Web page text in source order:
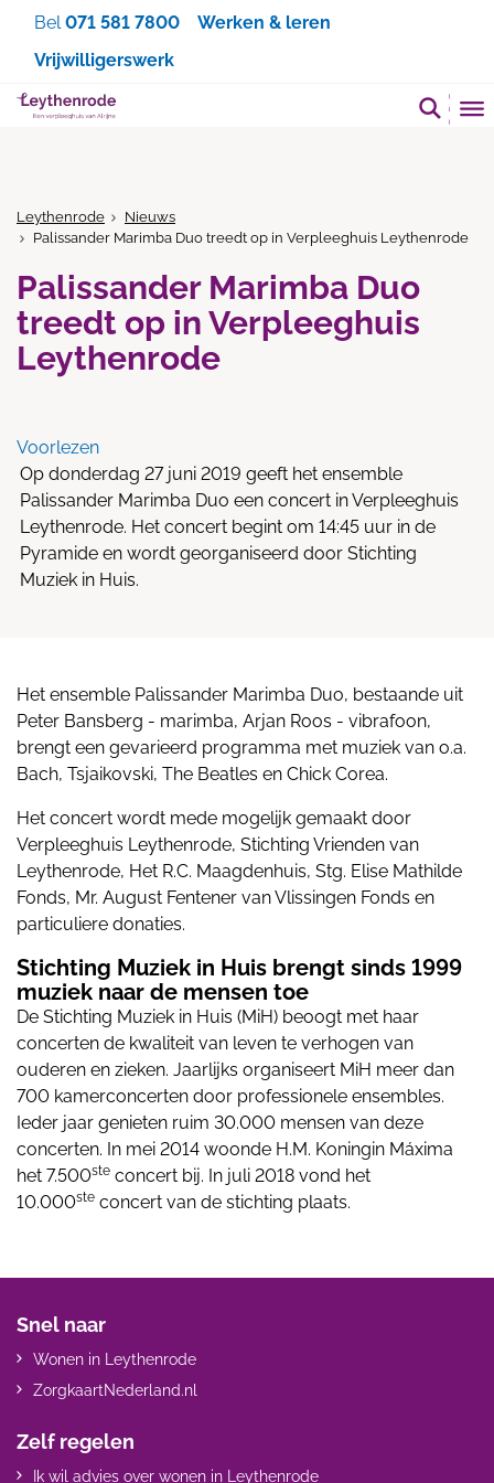
Bel071 581 7800
Werken & leren
Vrijwilligerswerk
Leythenrode
Nieuws
Palissander Marimba Duo treedt op in Verpleeghuis Leythenrode
Palissander Marimba Duo
treedt op in Verpleeghuis
Leythenrode
Voorlezen
Op donderdag 27 juni 2019 geeft het ensemble
Palissander Marimba Duo een concert in Verpleeghuis
Leythenrode. Het concert begint om 14:45 uur in de
Pyramide en wordt georganiseerd door Stichting
Muziek in Huis.
Het ensemble Palissander Marimba Duo, bestaande uit
Peter Bansberg - marimba, Arjan Roos - vibrafoon,
brengt een gevarieerd programma met muziek van o.a.
Bach, Tsjaikovski, The Beatles en Chick Corea.
Het concert wordt mede mogelijk gemaakt door
Verpleeghuis Leythenrode, Stichting Vrienden van
Leythenrode, Het R.C. Maagdenhuis, Stg. Elise Mathilde
Fonds, Mr. August Fentener van Vlissingen Fonds en
particuliere donaties.
Stichting Muziek in Huis brengt sinds 1999
muziek naar de mensen toe
De Stichting Muziek in Huis (MiH) beoogt met haar
concerten de kwaliteit van leven te verhogen van
ouderen en zieken. Jaarlijks organiseert MiH meer dan
700 kamerconcerten door professionele ensembles.
Ieder jaar genieten ruim 30.000 mensen van deze
concerten. In mei 2014 woonde H.M. Koningin Máxima
het 7.500ste concert bij. In juli 2018 vond het
10.000ste concert van de stichting plaats.
Snel naar
Wonen in Leythenrode
ZorgkaartNederland.nl
Zelf regelen
Ik wil advies over wonen in Leythenrode